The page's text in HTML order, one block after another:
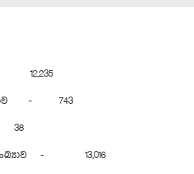
12,235
- 743
- 13,016